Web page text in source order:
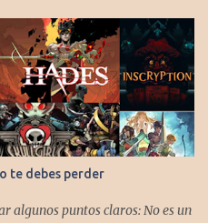
te debes perder
algunos puntos claros: No es un